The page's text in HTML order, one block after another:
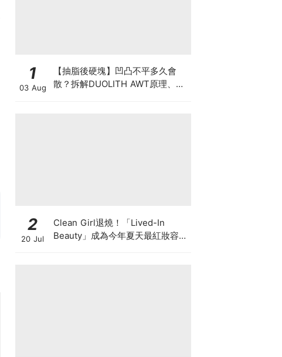
1
03 Aug
【抽脂後硬塊】凹凸不平多久會
散？拆解DUOLITH AWT原理、按
2
20 Jul
Clean Girl退燒！「Lived-In
Beauty」成為今年夏天最紅妝容，